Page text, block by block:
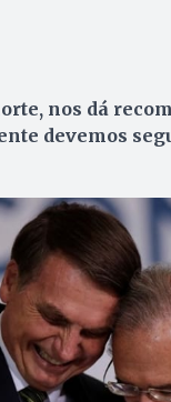
nos dá
devemos